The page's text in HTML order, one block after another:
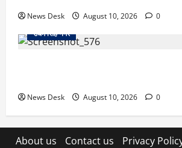
News Desk August 10, 2026
0
उधम सिंह नगर
News Desk August 10, 2026 0
About us Contact us Privacy